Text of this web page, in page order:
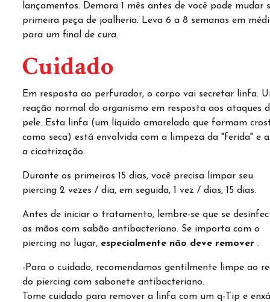
lançamentos. Demora 1 mês antes de você pode mudar
primeira peça de joalheria. Leva 6 a 8 semanas em
para um final de cura.
Cuidado
Em resposta ao perfurador, o corpo vai secretar linfa.
reação normal do organismo em resposta aos ataques
pele. Esta linfa (um líquido amarelado que formam
como seca) está envolvida com a limpeza da "ferida" e
a cicatrização.
Durante os primeiros 15 dias, você precisa limpar seu
piercing 2 vezes / dia, em seguida, 1 vez / dias, 15 dias.
Antes de iniciar o tratamento, lembre-se que se
as mãos com sabão antibacteriano. Se importa com o
piercing no lugar, especialmente não deve remover .
-Para o cuidado, recomendamos gentilmente limpe ao
do piercing com sabonete antibacteriano.
Tome cuidado para remover a linfa com um q-Tip e